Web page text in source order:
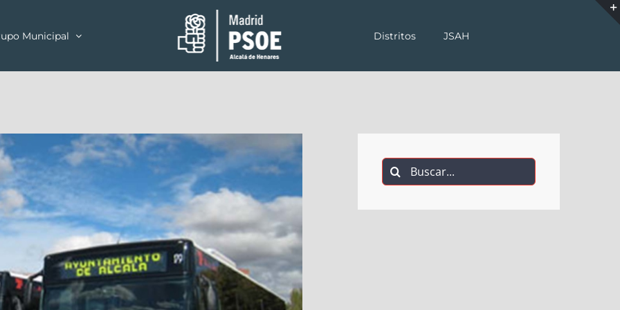
Municipal Distritos JSAH
Buscar: